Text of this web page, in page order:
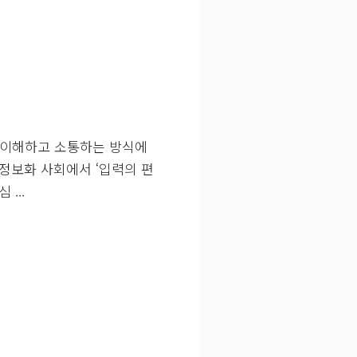
해하고 소통하는 방식에
보화 사회에서 ‘입력의 편
...